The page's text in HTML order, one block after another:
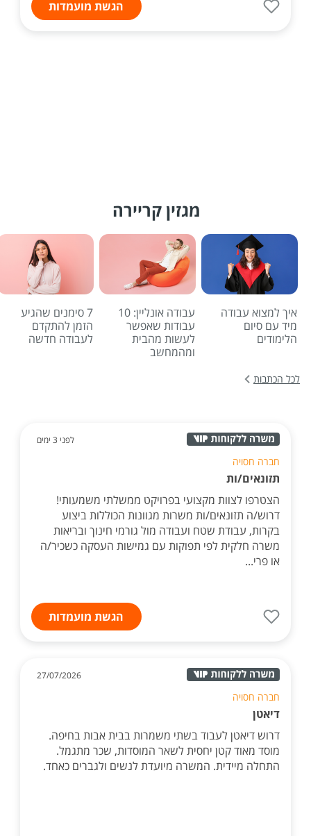
הגשת מועמדות
מגזין קריירה
איך למצוא עבודה
מיד עם סיום
הלימודים
עבודה אונליין: 10
עבודות שאפשר
לעשות מהבית
ומהמחשב
7 סימנים שהגיע
הזמן להתקדם
לעבודה חדשה
לכל הכתבות
לפני 3 ימים
חברה חסויה
תזונאים/ות
הצטרפו לצוות מקצועי בפרויקט ממשלתי משמעותי!
דרוש/ה תזונאים/ות משרות מגוונות הכוללות ביצוע
בקרות, עבודת שטח ועבודה מול גורמי חינוך ובריאות
משרה חלקית לפי תפוקות עם גמישות העסקה כשכיר/ה
או פרי...
הגשת מועמדות
27/07/2026
חברה חסויה
דיאטן
דרוש דיאטן לעבוד בשתי משמרות בבית אבות בחיפה.
מוסד מאוד קטן יחסית לשאר המוסדות, שכר מתגמל.
התחלה מיידית. המשרה מיועדת לנשים ולגברים כאחד.